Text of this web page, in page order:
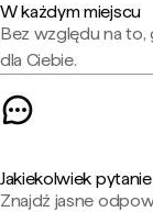
W każdym miejscu
Bez względu na to,
dla Ciebie.
Jakiekolwiek pytanie
Znajdź jasne